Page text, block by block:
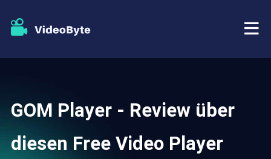
BD-DVD Ripper
Blu-ray Player
Tutorials
Store
GOM Player - Review über
diesen Free Video Player